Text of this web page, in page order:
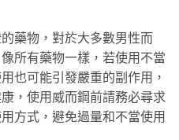
藥物，對於大多數男性而
所有藥物一樣，若使用不當
也可能引發嚴重的副作用，
，使用威而鋼前請務必尋求
方式，避免過量和不當使用